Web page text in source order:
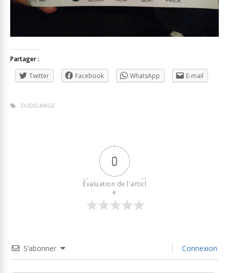
Partager :
Twitter
Facebook WhatsApp E-mail
DUDELANGE
0
Évaluation de l'articl
e
S’abonner Connexion